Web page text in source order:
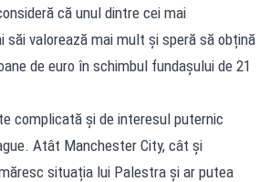
că unul dintre cei mai
săi valorează mai mult și speră să obțină
de euro în schimbul fundașului de 21
complicată și de interesul puternic
Atât Manchester City, cât și
situația lui Palestra și ar putea